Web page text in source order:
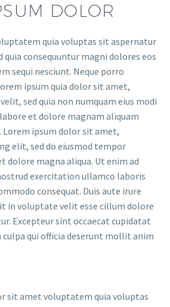
DOLOR
quia voluptas sit aspernatur
consequuntur magni dolores eos
sequi nesciunt. Neque porro
ipsum quia dolor sit amet,
sed quia non numquam eius modi
et dolore magnam aliquam
ipsum dolor sit amet,
elit, sed do eiusmod tempor
dolore magna aliqua. Ut enim ad
exercitation ullamco laboris
consequat. Duis aute irure
in voluptate velit esse cillum dolore
Excepteur sint occaecat cupidatat
qui officia deserunt mollit anim
sit amet voluptatem quia voluptas